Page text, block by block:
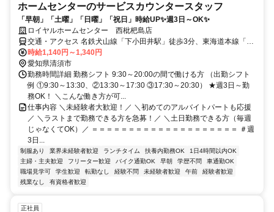
ホームセンターのサービスカウンタースタッフ
「早朝」「土曜」「日曜」「祝日」時給UP✨週3日～OK✨
ロイヤルホームセンター 西枇杷島店
交通・アクセス 名鉄犬山線「下小田井駅」徒歩3分、東海道本線「枇
杷島駅」徒歩10分、名鉄名古屋本線「西枇杷島駅」徒歩11分
時給1,140円～1,340円
愛知県清須市
勤務時間詳細 勤務シフト 9:30～20:00の間で働ける方 （出勤シフト
例 ①9:30～13:30、②13:30～17:30 ③17:30～20:30） ★週3日～勤
務OK！ ＼こんな働き方が可...
仕事内容 ＼未経験者大歓迎！／ ＼初めてのアルバイトパートも応援
／ ＼ラストまで勤務できる方を急募！／ ＼土日勤務できる方（毎週
じゃなくてOK）／ ＝＝＝＝＝＝＝＝＝＝＝＝＝＝＝＝＝＝＝＝ ＃週
3日...
制服あり 業界未経験者歓迎 ランチタイム 扶養内勤務OK
1日4時間以内OK
主婦・主夫歓迎
フリーター歓迎 バイク通勤OK 早朝 学歴不問
車通勤OK
職場見学可
学生歓迎 転勤なし 経験不問 未経験者歓迎 午前
経験者歓迎
残業なし
有資格者歓迎
正社員